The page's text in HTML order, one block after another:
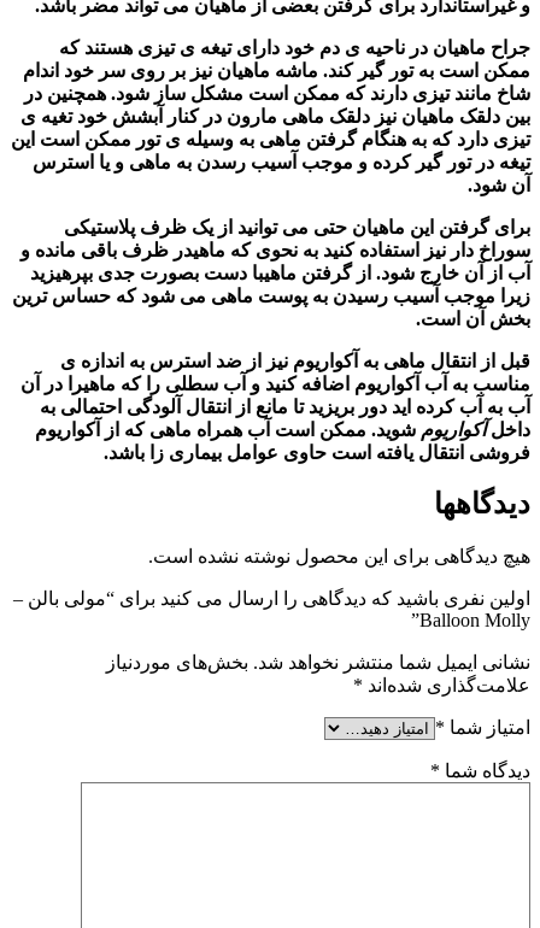
و غیراستاندارد برای گرفتن بعضی از ماهیان می تواند مضر باشد.
جراح ماهیان در ناحیه ی دم خود دارای تیغه ی تیزی هستند که
ممکن است به تور گیر کند. ماشه ماهیان نیز بر روی سر خود اندام
شاخ مانند تیزی دارند که ممکن است مشکل ساز شود. همچنین در
بین دلقک ماهیان نیز دلقک ماهی مارون در کنار آبشش خود تغیه ی
تیزی دارد که به هنگام گرفتن ماهی به وسیله ی تور ممکن است این
تیغه در تور گیر کرده و موجب آسیب رسدن به ماهی و یا استرس
آن شود.
برای گرفتن این ماهیان حتی می توانید از یک ظرف پلاستیکی
سوراخ دار نیز استفاده کنید به نحوی که ماهیدر ظرف باقی مانده و
آب از آن خارج شود. از گرفتن ماهیبا دست بصورت جدی بپرهیزید
زیرا موجب آسیب رسیدن به پوست ماهی می شود که حساس ترین
بخش آن است.
قبل از انتقال ماهی به آکواریوم نیز از ضد استرس به اندازه ی
مناسب به آب آکواریوم اضافه کنید و آب سطلی را که ماهیرا در آن
آب به آب کرده اید دور بریزید تا مانع از انتقال آلودگی احتمالی به
داخلآکواریوم شوید. ممکن است آب همراه ماهی که از
آکواریوم
فروشی انتقال یافته است حاوی عوامل بیماری زا باشد.
دیدگاهها
هیچ دیدگاهی برای این محصول نوشته نشده است.
اولین نفری باشید که دیدگاهی را ارسال می کنید برای “مولی بالن –
Balloon Molly”
نشانی ایمیل شما منتشر نخواهد شد. بخش‌های موردنیاز
علامت‌گذاری شده‌اند *
امتیاز شما *
دیدگاه شما *